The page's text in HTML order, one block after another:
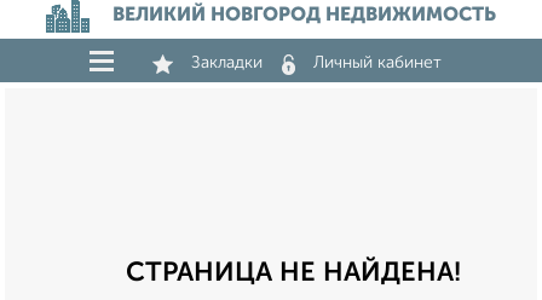
ВЕЛИКИЙ НОВГОРОД НЕДВИЖИМОСТЬ
Закладки Личный кабинет
СТРАНИЦА НЕ НАЙДЕНА!